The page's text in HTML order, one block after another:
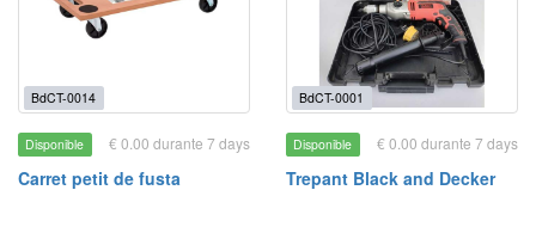
BdCT-0014
Disponible € 0.00 durante 7 days
Carret petit de fusta
BdCT-0001
Disponible € 0.00 durante 7 days
Trepant Black and Decker